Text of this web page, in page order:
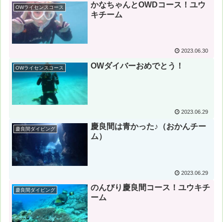
OWライセンスコース
かなちゃんとOWDコース！ユウ
キチーム
2023.06.30
OWライセンスコース OWダイバーおめでとう！
2023.06.29
慶良間ダイビング
慶良間は青かった♪（おかんチー
ム）
2023.06.29
慶良間ダイビング
のんびり慶良間コース！ユウキチ
ーム